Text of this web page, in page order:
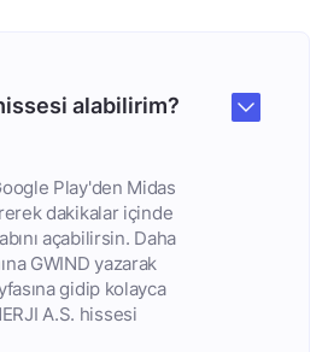
alabilirim?
Play'den Midas
dakikalar içinde
açabilirsin. Daha
GWIND yazarak
gidip kolayca
A.S. hissesi